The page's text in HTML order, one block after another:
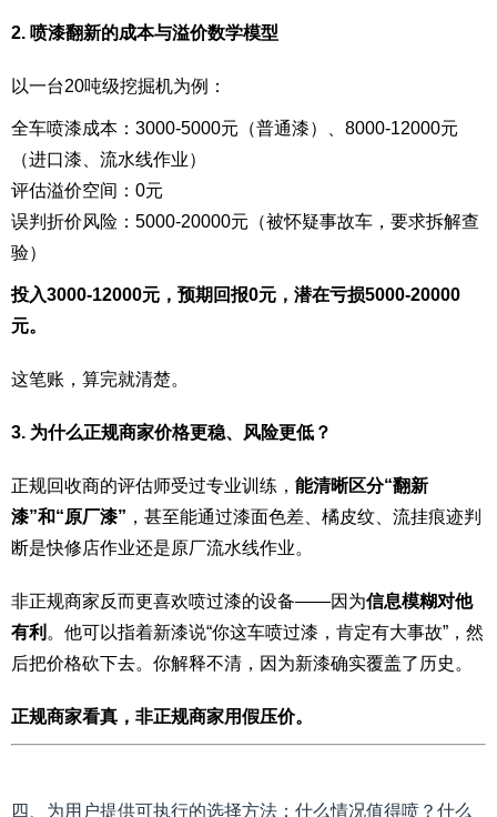
2. 喷漆翻新的成本与溢价数学模型
以一台20吨级挖掘机为例：
全车喷漆成本：3000-5000元（普通漆）、8000-12000元
（进口漆、流水线作业）
评估溢价空间：0元
误判折价风险：5000-20000元（被怀疑事故车，要求拆解查
验）
投入3000-12000元，预期回报0元，潜在亏损5000-20000
元。
这笔账，算完就清楚。
3. 为什么正规商家价格更稳、风险更低？
正规回收商的评估师受过专业训练， 能清晰区分“翻新
漆”和“原厂漆” ，甚至能通过漆面色差、橘皮纹、流挂痕迹判
断是快修店作业还是原厂流水线作业。
非正规商家反而更喜欢喷过漆的设备——因为信息模糊对他
有利 。他可以指着新漆说“你这车喷过漆，肯定有大事故”，然
后把价格砍下去。你解释不清，因为新漆确实覆盖了历史。
正规商家看真，非正规商家用假压价。
四、为用户提供可执行的选择方法：什么情况值得喷？什么